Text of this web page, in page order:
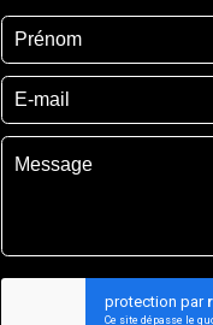
J’ai lu et j'accepte la